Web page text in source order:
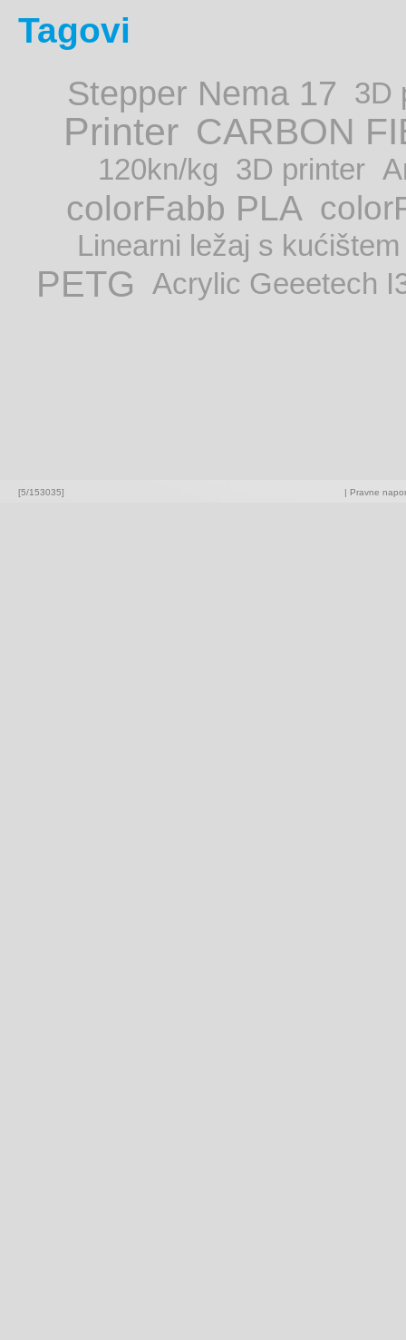
Tagovi
Stepper Nema 17 3D
Printer CARBON
120kn/kg 3D printer
colorFabb PLA
Linearni ležaj s
PETG Acrylic Geeetech
| Pravne
[5/153035]